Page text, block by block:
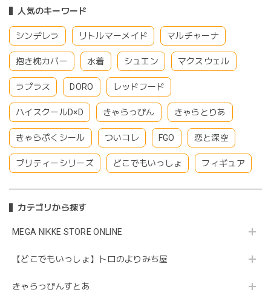
人気のキーワード
シンデレラ リトルマーメイド マルチャーナ
抱き枕カバー 水着 シュエン マクスウェル
ラプラス DORO レッドフード
ハイスクールD×D きゃらっぴん きゃらとりあ
きゃらぷくシール ついコレ FGO 恋と深空
プリティーシリーズ どこでもいっしょ フィギュア
カテゴリから探す
MEGA NIKKE STORE ONLINE
【どこでもいっしょ】トロのよりみち屋
きゃらっぴんすとあ